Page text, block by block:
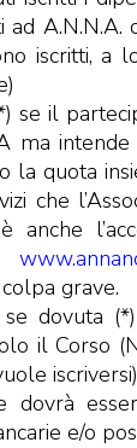
ad A.N.N.A.
iscritti, a
se il
ma
la quota
che
grave.
dovuta
il Corso
dovrà
e/o